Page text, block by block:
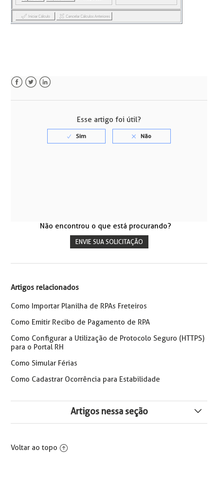
Esse artigo foi útil?
Não encontrou o que está procurando?
ENVIE SUA SOLICITAÇÃO
Artigos relacionados
Como Importar Planilha de RPAs Freteiros
Como Emitir Recibo de Pagamento de RPA
Como Configurar a Utilização de Protocolo Seguro (HTTPS)
para o Portal RH
Como Simular Férias
Como Cadastrar Ocorrência para Estabilidade
Artigos nessa seção
Portal RH
Voltar ao topo